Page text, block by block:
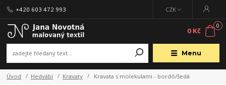
Menu
CZK
+420 603 472 993
0
0 Kč
Úvod Hedvábí Kravaty Kravata s molekulami - bordó/šedá